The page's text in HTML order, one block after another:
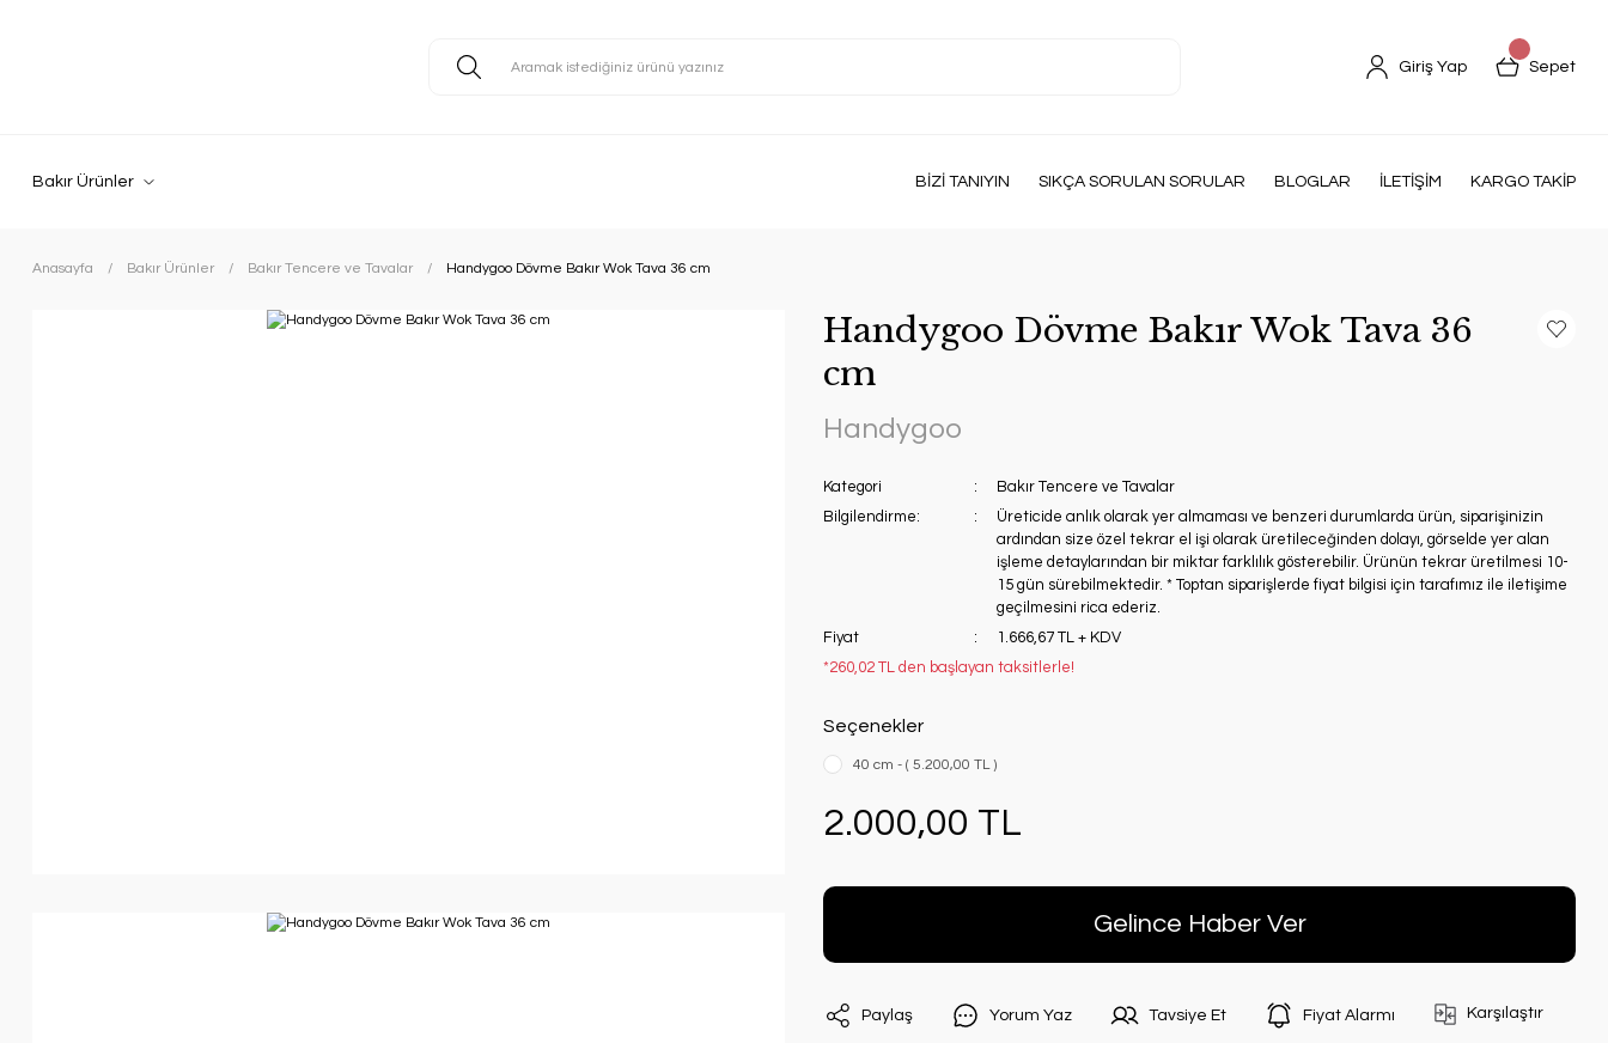
Giriş Yap Sepet
Bakır Ürünler BİZİ TANIYIN SIKÇA SORULAN SORULAR BLOGLAR İLETİŞİM KARGO TAKİP
Anasayfa Bakır Ürünler Bakır Tencere ve Tavalar Handygoo Dövme Bakır Wok Tava 36 cm
Handygoo Dövme Bakır Wok Tava 36
cm
Handygoo
Kategori
Bakır Tencere ve Tavalar
Bilgilendirme:
Üreticide anlık olarak yer almaması ve benzeri durumlarda ürün, siparişinizin
ardından size özel tekrar el işi olarak üretileceğinden dolayı, görselde yer alan
işleme detaylarından bir miktar farklılık gösterebilir. Ürünün tekrar üretilmesi 10-
15 gün sürebilmektedir. * Toptan siparişlerde fiyat bilgisi için tarafımız ile iletişime
geçilmesini rica ederiz.
Fiyat
1.666,67 TL + KDV
*260,02 TL den başlayan taksitlerle!
Seçenekler
40 cm - ( 5.200,00 TL )
2.000,00 TL
Gelince Haber Ver
Paylaş Yorum Yaz Tavsiye Et Fiyat Alarmı Karşılaştır